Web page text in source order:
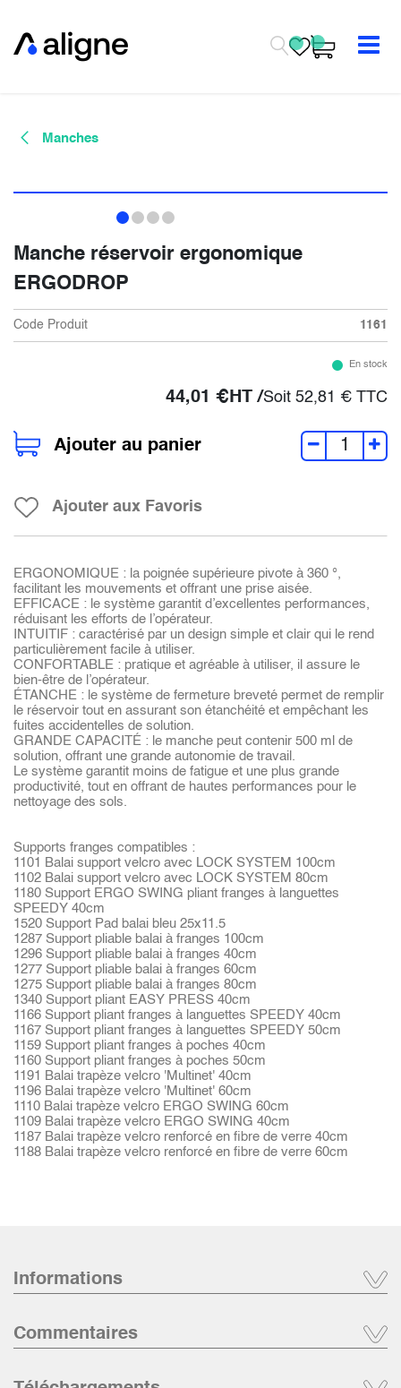
Manches
Manche réservoir ergonomique
ERGODROP
Code Produit 1161
En stock
44,01 €HT /Soit 52,81 € TTC
Ajouter au panier
Ajouter aux Favoris
ERGONOMIQUE : la poignée supérieure pivote à 360 °,
facilitant les mouvements et offrant une prise aisée.
EFFICACE : le système garantit d’excellentes performances,
réduisant les efforts de l’opérateur.
INTUITIF : caractérisé par un design simple et clair qui le rend
particulièrement facile à utiliser.
CONFORTABLE : pratique et agréable à utiliser, il assure le
bien-être de l’opérateur.
ÉTANCHE : le système de fermeture breveté permet de remplir
le réservoir tout en assurant son étanchéité et empêchant les
fuites accidentelles de solution.
GRANDE CAPACITÉ : le manche peut contenir 500 ml de
solution, offrant une grande autonomie de travail.
Le système garantit moins de fatigue et une plus grande
productivité, tout en offrant de hautes performances pour le
nettoyage des sols.
Supports franges compatibles :
1101 Balai support velcro avec LOCK SYSTEM 100cm
1102 Balai support velcro avec LOCK SYSTEM 80cm
1180 Support ERGO SWING pliant franges à languettes
SPEEDY 40cm
1520 Support Pad balai bleu 25x11.5
1287 Support pliable balai à franges 100cm
1296 Support pliable balai à franges 40cm
1277 Support pliable balai à franges 60cm
1275 Support pliable balai à franges 80cm
1340 Support pliant EASY PRESS 40cm
1166 Support pliant franges à languettes SPEEDY 40cm
1167 Support pliant franges à languettes SPEEDY 50cm
1159 Support pliant franges à poches 40cm
1160 Support pliant franges à poches 50cm
1191 Balai trapèze velcro 'Multinet' 40cm
1196 Balai trapèze velcro 'Multinet' 60cm
1110 Balai trapèze velcro ERGO SWING 60cm
1109 Balai trapèze velcro ERGO SWING 40cm
1187 Balai trapèze velcro renforcé en fibre de verre 40cm
1188 Balai trapèze velcro renforcé en fibre de verre 60cm
Informations
Commentaires